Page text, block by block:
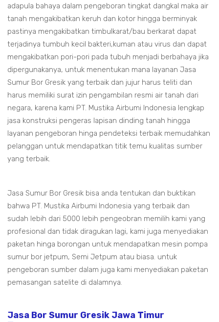
adapula bahaya dalam pengeboran tingkat dangkal maka air
tanah mengakibatkan keruh dan kotor hingga berminyak
pastinya mengakibatkan timbulkarat/bau berkarat dapat
terjadinya tumbuh kecil bakteri,kuman atau virus dan dapat
mengakibatkan pori-pori pada tubuh menjadi berbahaya jika
dipergunakanya, untuk menentukan mana layanan Jasa
Sumur Bor Gresik yang terbaik dan jujur harus teliti dan
harus memiliki surat izin pengambilan resmi air tanah dari
negara, karena kami PT. Mustika Airbumi Indonesia lengkap
jasa konstruksi pengeras lapisan dinding tanah hingga
layanan pengeboran hinga pendeteksi terbaik memudahkan
pelanggan untuk mendapatkan titik temu kualitas sumber
yang terbaik.
Jasa Sumur Bor Gresik bisa anda tentukan dan buktikan
bahwa PT. Mustika Airbumi Indonesia yang terbaik dan
sudah lebih dari 5000 lebih pengeobran memilih kami yang
profesional dan tidak diragukan lagi, kami juga menyediakan
paketan hinga borongan untuk mendapatkan mesin pompa
sumur bor jetpum, Semi Jetpum atau biasa. untuk
pengeboran sumber dalam juga kami menyediakan paketan
pemasangan satelite di dalamnya.
Jasa Bor Sumur Gresik Jawa Timur